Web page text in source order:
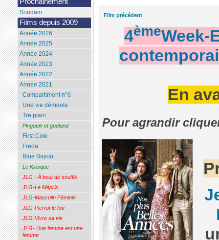
Film précédent
4èmeWeek-
En
Pour agrandir
Prochainement
Soudain
Films depuis 2009
Année 2026
Année 2025
Année 2024
Année 2023
Année 2022
Année 2021
Compartiment n°6
Une vie démente
Tre piani
Pingouin et goëland
First Cow
Freda
Blue Bayou
Le Kiosque
JLG - À bout de souffle
JLG-Le Mépris
JLG-Masculin Féminin
JLG-Pierrot le fou
JLG-Vivre sa vie
JLG- Une femme est une
femme